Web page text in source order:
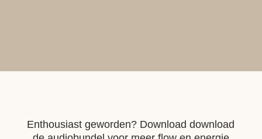
Enthousiast geworden? Download download